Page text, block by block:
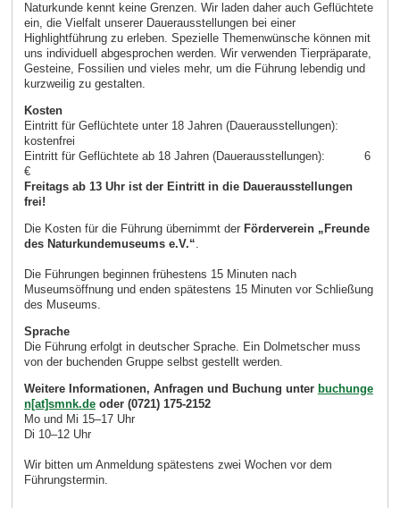
Naturkunde kennt keine Grenzen. Wir laden daher auch Geflüchtete
ein, die Vielfalt unserer Dauerausstellungen bei einer
Highlightführung zu erleben. Spezielle Themenwünsche können mit
uns individuell abgesprochen werden. Wir verwenden Tierpräparate,
Gesteine, Fossilien und vieles mehr, um die Führung lebendig und
kurzweilig zu gestalten.
Kosten
Eintritt für Geflüchtete unter 18 Jahren (Dauerausstellungen):
kostenfrei
Eintritt für Geflüchtete ab 18 Jahren (Dauerausstellungen): 6
€
Freitags ab 13 Uhr ist der Eintritt in die Dauerausstellungen
frei!
Die Kosten für die Führung übernimmt der Förderverein „Freunde
des Naturkundemuseums e.V.“.
Die Führungen beginnen frühestens 15 Minuten nach
Museumsöffnung und enden spätestens 15 Minuten vor Schließung
des Museums.
Sprache
Die Führung erfolgt in deutscher Sprache. Ein Dolmetscher muss
von der buchenden Gruppe selbst gestellt werden.
Weitere Informationen, Anfragen und Buchung unter buchunge
n[at]smnk.deoder (0721) 175-2152
Mo und Mi 15–17 Uhr
Di 10–12 Uhr
Wir bitten um Anmeldung spätestens zwei Wochen vor dem
Führungstermin.